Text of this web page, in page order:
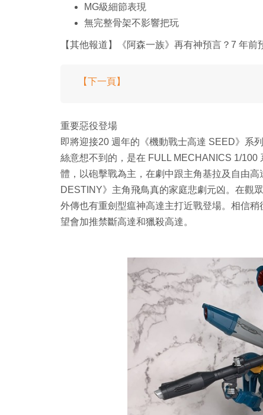
MG級細節表現
無完整骨架不影響把玩
【其他報道】《阿森一族》再有神預言？7 年前
【下一頁】
重要惡役登場
即將迎接20 週年的《機動戰士高達 SEED》系
絲意想不到的，是在 FULL MECHANICS 1/
體，以砲擊戰為主，在劇中跟主角基拉及自由
DESTINY》主角飛鳥真的家庭悲劇元凶。在觀
外傳也有重劍型瘟神高達主打近戰登場。相信
望會加推禁斷高達和獵殺高達。